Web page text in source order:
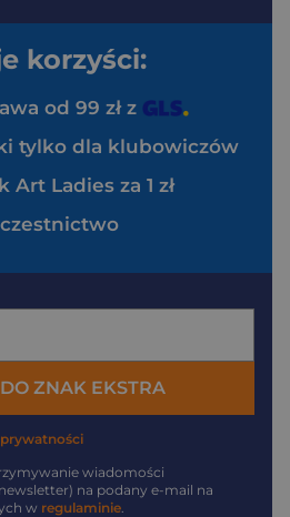
korzyści:
od 99 zł z
tylko dla klubowiczów
Art Ladies za 1 zł
ZNAK EKSTRA
wiadomości
na podany e-mail na
w regulaminie.